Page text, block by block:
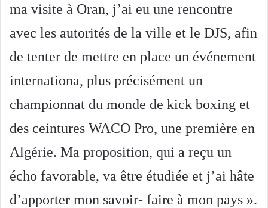
ma visite à Oran, j’ai eu une rencontre
avec les autorités de la ville et le DJS, afin
de tenter de mettre en place un événement
internationa, plus précisément un
championnat du monde de kick boxing et
des ceintures WACO Pro, une première en
Algérie. Ma proposition, qui a reçu un
écho favorable, va être étudiée et j’ai hâte
d’apporter mon savoir- faire à mon pays ».